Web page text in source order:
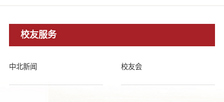
校友服务
中北新闻 校友会